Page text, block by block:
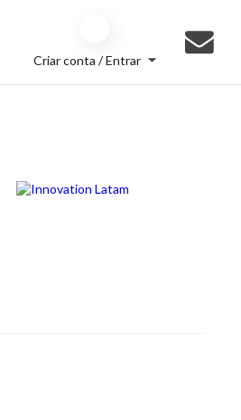
Criar conta / Entrar